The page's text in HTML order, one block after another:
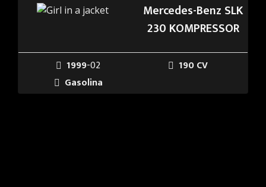
Mercedes-Benz SLK
230 KOMPRESSOR
1999-02
190 CV
Gasolina